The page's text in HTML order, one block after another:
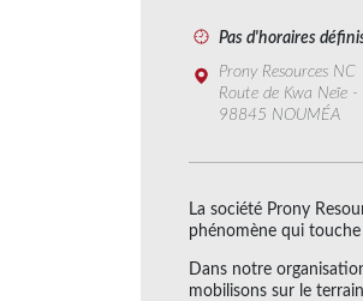
Pas d'horaires
Prony Resources NC
Route de Kwa Neïe
98845 NOUMÉA
La société Prony
phénomène qui touche
Dans notre
mobilisons sur le